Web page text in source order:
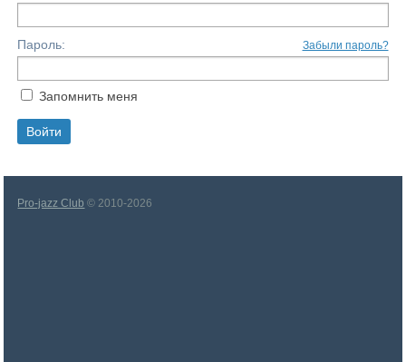
Пароль: Забыли пароль?
Запомнить меня
Pro-jazz Club © 2010-2026